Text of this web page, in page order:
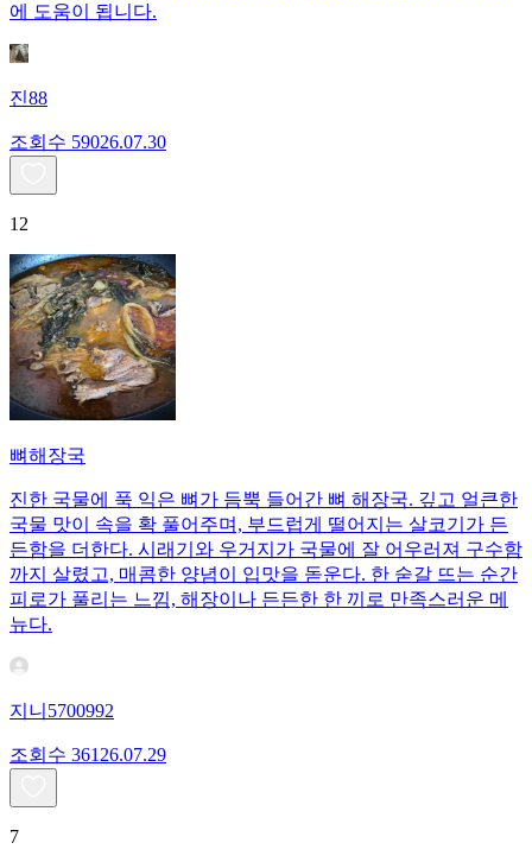
에 도움이 됩니다.
진88
조회수 59026.07.30
12
뼈해장국
진한 국물에 푹 익은 뼈가 듬뿍 들어간 뼈 해장국. 깊고 얼큰한
국물 맛이 속을 확 풀어주며, 부드럽게 떨어지는 살코기가 든
든함을 더한다. 시래기와 우거지가 국물에 잘 어우러져 구수함
까지 살렸고, 매콤한 양념이 입맛을 돋운다. 한 숟갈 뜨는 순간
피로가 풀리는 느낌, 해장이나 든든한 한 끼로 만족스러운 메
뉴다.
지니5700992
조회수 361 26.07.29
7